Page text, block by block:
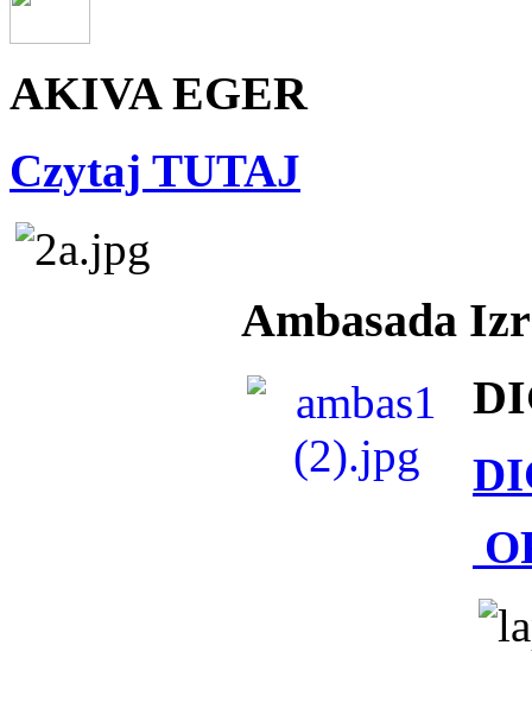
AKIVA EGER
Czytaj TUTAJ
Ambasada